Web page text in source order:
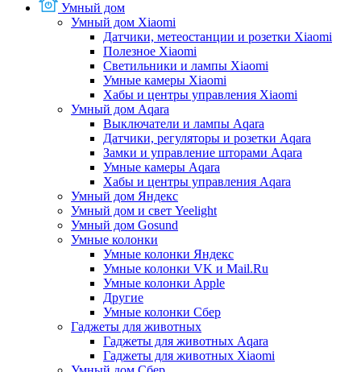
Умный дом
Умный дом Xiaomi
Датчики, метеостанции и розетки Xiaomi
Полезное Xiaomi
Светильники и лампы Xiaomi
Умные камеры Xiaomi
Хабы и центры управления Xiaomi
Умный дом Aqara
Выключатели и лампы Aqara
Датчики, регуляторы и розетки Aqara
Замки и управление шторами Aqara
Умные камеры Aqara
Хабы и центры управления Aqara
Умный дом Яндекс
Умный дом и свет Yeelight
Умный дом Gosund
Умные колонки
Умные колонки Яндекс
Умные колонки VK и Mail.Ru
Умные колонки Apple
Другие
Умные колонки Сбер
Гаджеты для животных
Гаджеты для животных Aqara
Гаджеты для животных Xiaomi